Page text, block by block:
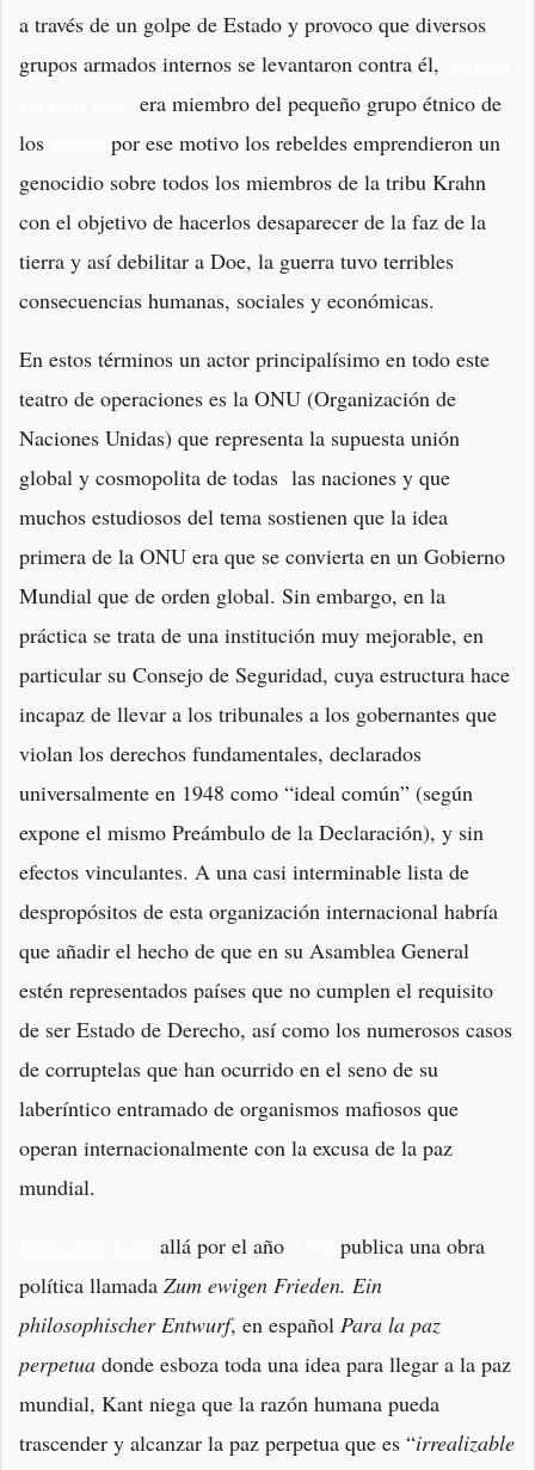
a través de un golpe de Estado y provoco que diversos
grupos armados internos se levantaron contra él,
era miembro del pequeño grupo étnico de
los
por ese motivo los rebeldes emprendieron un
genocidio sobre todos los miembros de la tribu Krahn
con el objetivo de hacerlos desaparecer de la faz de la
tierra y así debilitar a Doe, la guerra tuvo terribles
consecuencias humanas, sociales y económicas.
En estos términos un actor principalísimo en todo este
teatro de operaciones es la ONU (Organización de
Naciones Unidas) que representa la supuesta unión
global y cosmopolita de todas las naciones y que
muchos estudiosos del tema sostienen que la idea
primera de la ONU era que se convierta en un Gobierno
Mundial que de orden global. Sin embargo, en la
práctica se trata de una institución muy mejorable, en
particular su Consejo de Seguridad, cuya estructura hace
incapaz de llevar a los tribunales a los gobernantes que
violan los derechos fundamentales, declarados
universalmente en 1948 como “ideal común” (según
expone el mismo Preámbulo de la Declaración), y sin
efectos vinculantes. A una casi interminable lista de
despropósitos de esta organización internacional habría
que añadir el hecho de que en su Asamblea General
estén representados países que no cumplen el requisito
de ser Estado de Derecho, así como los numerosos casos
de corruptelas que han ocurrido en el seno de su
laberíntico entramado de organismos mafiosos que
operan internacionalmente con la excusa de la paz
mundial.
allá por el año
publica una obra
política llamada Zum ewigen Frieden. Ein
philosophischer Entwurf, en español Para la paz
perpetua donde esboza toda una idea para llegar a la paz
mundial, Kant niega que la razón humana pueda
trascender y alcanzar la paz perpetua que es “irrealizable